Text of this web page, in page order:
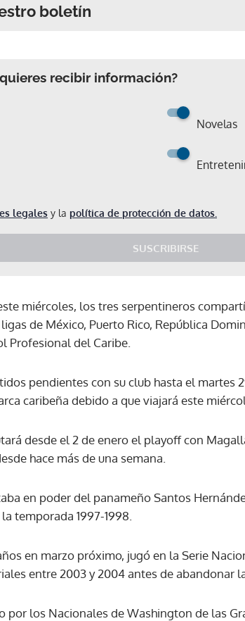
boletín
recibir información?
Novelas
legales y la política de protección de datos.
SUSCRIBIRSE
miércoles, los tres serpentineros
de México, Puerto Rico, República
Profesional del Caribe.
pendientes con su club hasta el martes
caribeña debido a que viajará este
desde el 2 de enero el playoff con
hace más de una semana.
en poder del panameño Santos
temporada 1997-1998.
en marzo próximo, jugó en la Serie
entre 2003 y 2004 antes de abandonar
por los Nacionales de Washington de las